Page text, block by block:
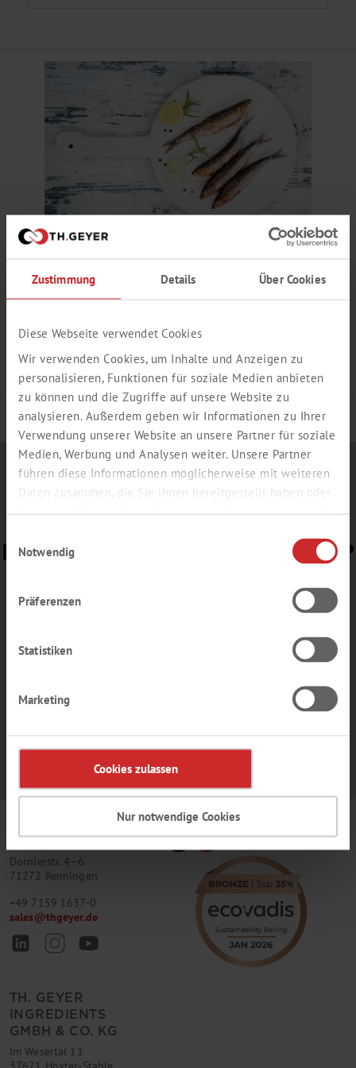
Zustimmung Details Über Cookies
Diese Webseite verwendet Cookies
Wir verwenden Cookies, um Inhalte und Anzeigen zu
personalisieren, Funktionen für soziale Medien anbieten
zu können und die Zugriffe auf unsere Website zu
analysieren. Außerdem geben wir Informationen zu Ihrer
Verwendung unserer Website an unsere Partner für soziale
Medien, Werbung und Analysen weiter. Unsere Partner
führen diese Informationen möglicherweise mit weiteren
Daten zusammen, die Sie ihnen bereitgestellt haben oder
die sie im Rahmen Ihrer Nutzung der Dienste gesammelt
Notwendig
Präferenzen
Statistiken
Marketing
Cookies zulassen
Nur notwendige Cookies
SARDELLEN AROMA
Produktnummer:
BEREIT FÜR UNSERE E-NEWS ?
Aktionsangeboten oder Einladungen zu
GMBH & CO. KG
Dornierstr. 4–6
71272 Renningen
+49 7159 1637-0
sales@thgeyer.de
TH. GEYER
INGREDIENTS
GMBH & CO. KG
Im Wesertal 11